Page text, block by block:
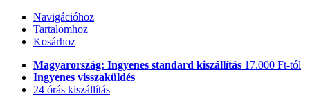
Navigációhoz
Tartalomhoz
Kosárhoz
Magyarország: Ingyenes standard kiszállítás 17.000 Ft-tól
Ingyenes visszaküldés
24 órás kiszállítás